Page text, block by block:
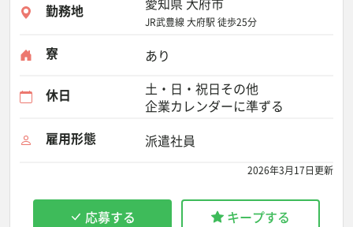
勤務地
JR武豊線 大府駅 徒歩25分
寮 あり
休日
土・日・祝日その他
企業カレンダーに準ずる
雇用形態
派遣社員
2026年3月17日更新
応募する キープする